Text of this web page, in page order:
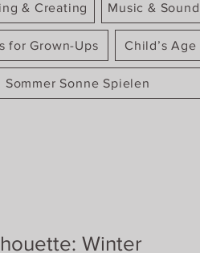
& Creating Music & Sound
for Grown-Ups Child’s Age
Sommer Sonne Spielen
Winter